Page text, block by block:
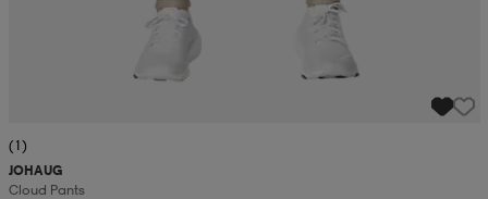
(1)
JOHAUG
Cloud Pants